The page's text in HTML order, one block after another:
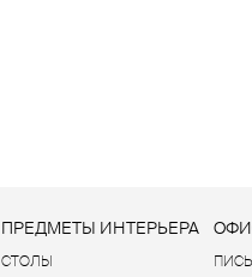
ПРЕДМЕТЫ ИНТЕРЬЕРА
СТОЛЫ